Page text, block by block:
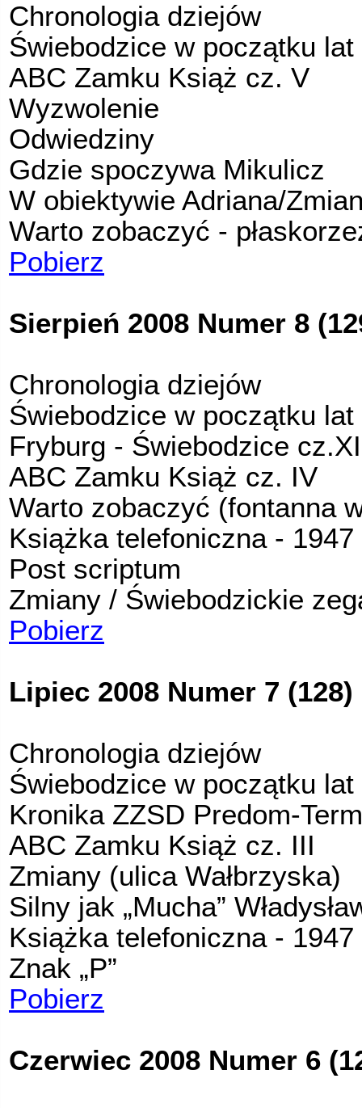
Chronologia dziejów
Świebodzice w początku
ABC Zamku Książ cz. V
Wyzwolenie
Odwiedziny
Gdzie spoczywa Mikulicz
W obiektywie Adriana/
Warto zobaczyć -
Pobierz
Sierpień 2008 Numer 8
Chronologia dziejów
Świebodzice w początku
Fryburg - Świebodzice
ABC Zamku Książ cz. IV
Warto zobaczyć (fontanna
Książka telefoniczna -
Post scriptum
Zmiany / Świebodzickie
Pobierz
Lipiec 2008 Numer 7 (128)
Chronologia dziejów
Świebodzice w początku
Kronika ZZSD Predom-
ABC Zamku Książ cz. III
Zmiany (ulica Wałbrzyska)
Silny jak „Mucha”
Książka telefoniczna -
Znak „P”
Pobierz
Czerwiec 2008 Numer 6